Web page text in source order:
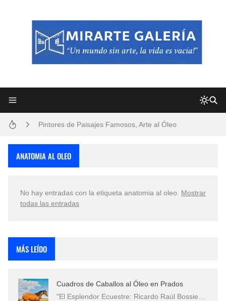
Pintores de Paisajes Famosos, Arte al Óleo
Que significan los cuadros de negras africanas?
ANATOMIA AL OLEO
No hay entradas con la etiqueta anatomia al oleo
Mostrar
todas las entradas
MÁS LEÍDO
Cuadros de Caballos al Óleo en Prados
"El Esplendor Ecuestre: Ricardo Raúl Bossie…